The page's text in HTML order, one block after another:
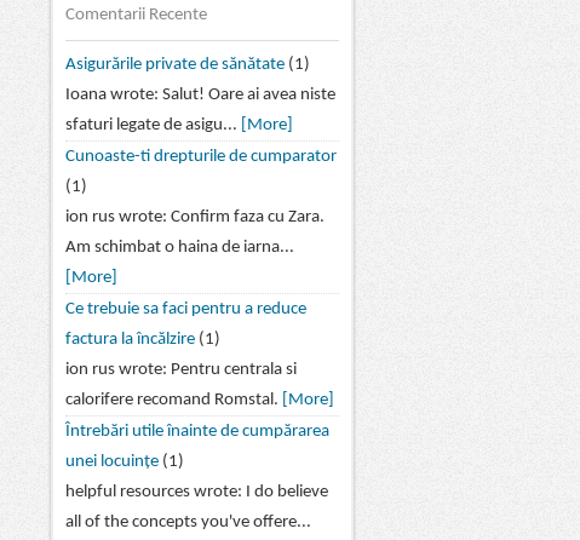
Comentarii Recente
Asigurările private de sănătate (1)
Ioana wrote: Salut! Oare ai avea niste
sfaturi legate de asigu...
[More]
Cunoaste-ti drepturile de cumparator
(1)
ion rus wrote: Confirm faza cu Zara.
Am schimbat o haina de iarna...
[More]
Ce trebuie sa faci pentru a reduce
factura la încălzire (1)
ion rus wrote: Pentru centrala si
calorifere recomand Romstal.
[More]
Întrebări utile înainte de cumpărarea
unei locuințe (1)
helpful resources wrote: I do believe
all of the concepts you've offere...